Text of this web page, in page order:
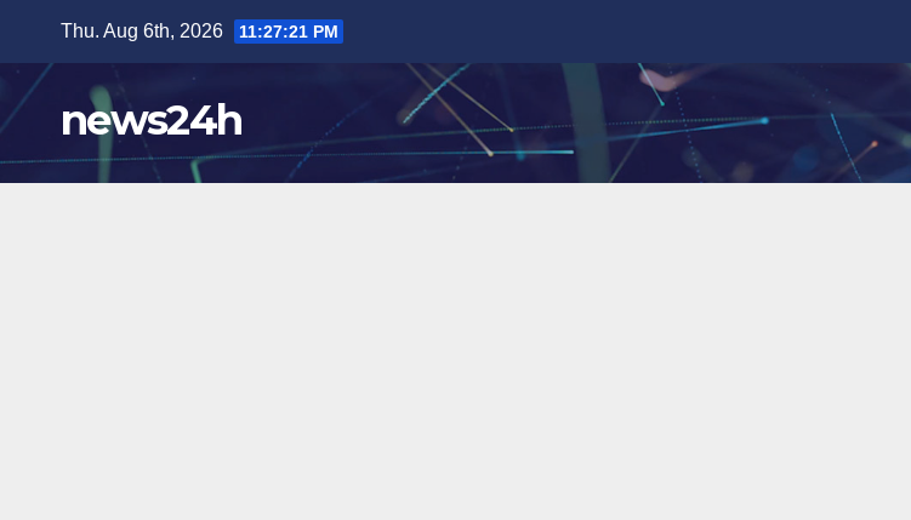
content
Thu. Aug 6th, 2026 11:27:23 PM
news24h